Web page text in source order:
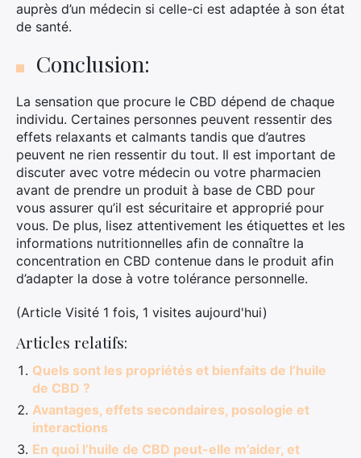
auprès d’un médecin si celle-ci est adaptée à son état
de santé.
Conclusion:
La sensation que procure le CBD dépend de chaque
individu. Certaines personnes peuvent ressentir des
effets relaxants et calmants tandis que d’autres
peuvent ne rien ressentir du tout. Il est important de
discuter avec votre médecin ou votre pharmacien
avant de prendre un produit à base de CBD pour
vous assurer qu’il est sécuritaire et approprié pour
vous. De plus, lisez attentivement les étiquettes et les
informations nutritionnelles afin de connaître la
concentration en CBD contenue dans le produit afin
d’adapter la dose à votre tolérance personnelle.
(Article Visité 1 fois, 1 visites aujourd'hui)
Articles relatifs:
Quels sont les propriétés et bienfaits de l’huile
de CBD ?
Avantages, effets secondaires, posologie et
interactions
En quoi l’huile de CBD peut-elle m’aider, et